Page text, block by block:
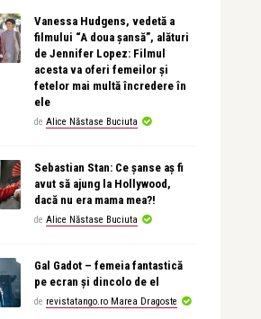
Vanessa Hudgens, vedetă a
filmului “A doua șansă”, alături
de Jennifer Lopez: Filmul
acesta va oferi femeilor și
fetelor mai multă încredere în
ele
de Alice Năstase Buciuta
Sebastian Stan: Ce șanse aș fi
avut să ajung la Hollywood,
dacă nu era mama mea?!
de Alice Năstase Buciuta
Gal Gadot – femeia fantastică
pe ecran și dincolo de el
de revistatango.ro Marea Dragoste